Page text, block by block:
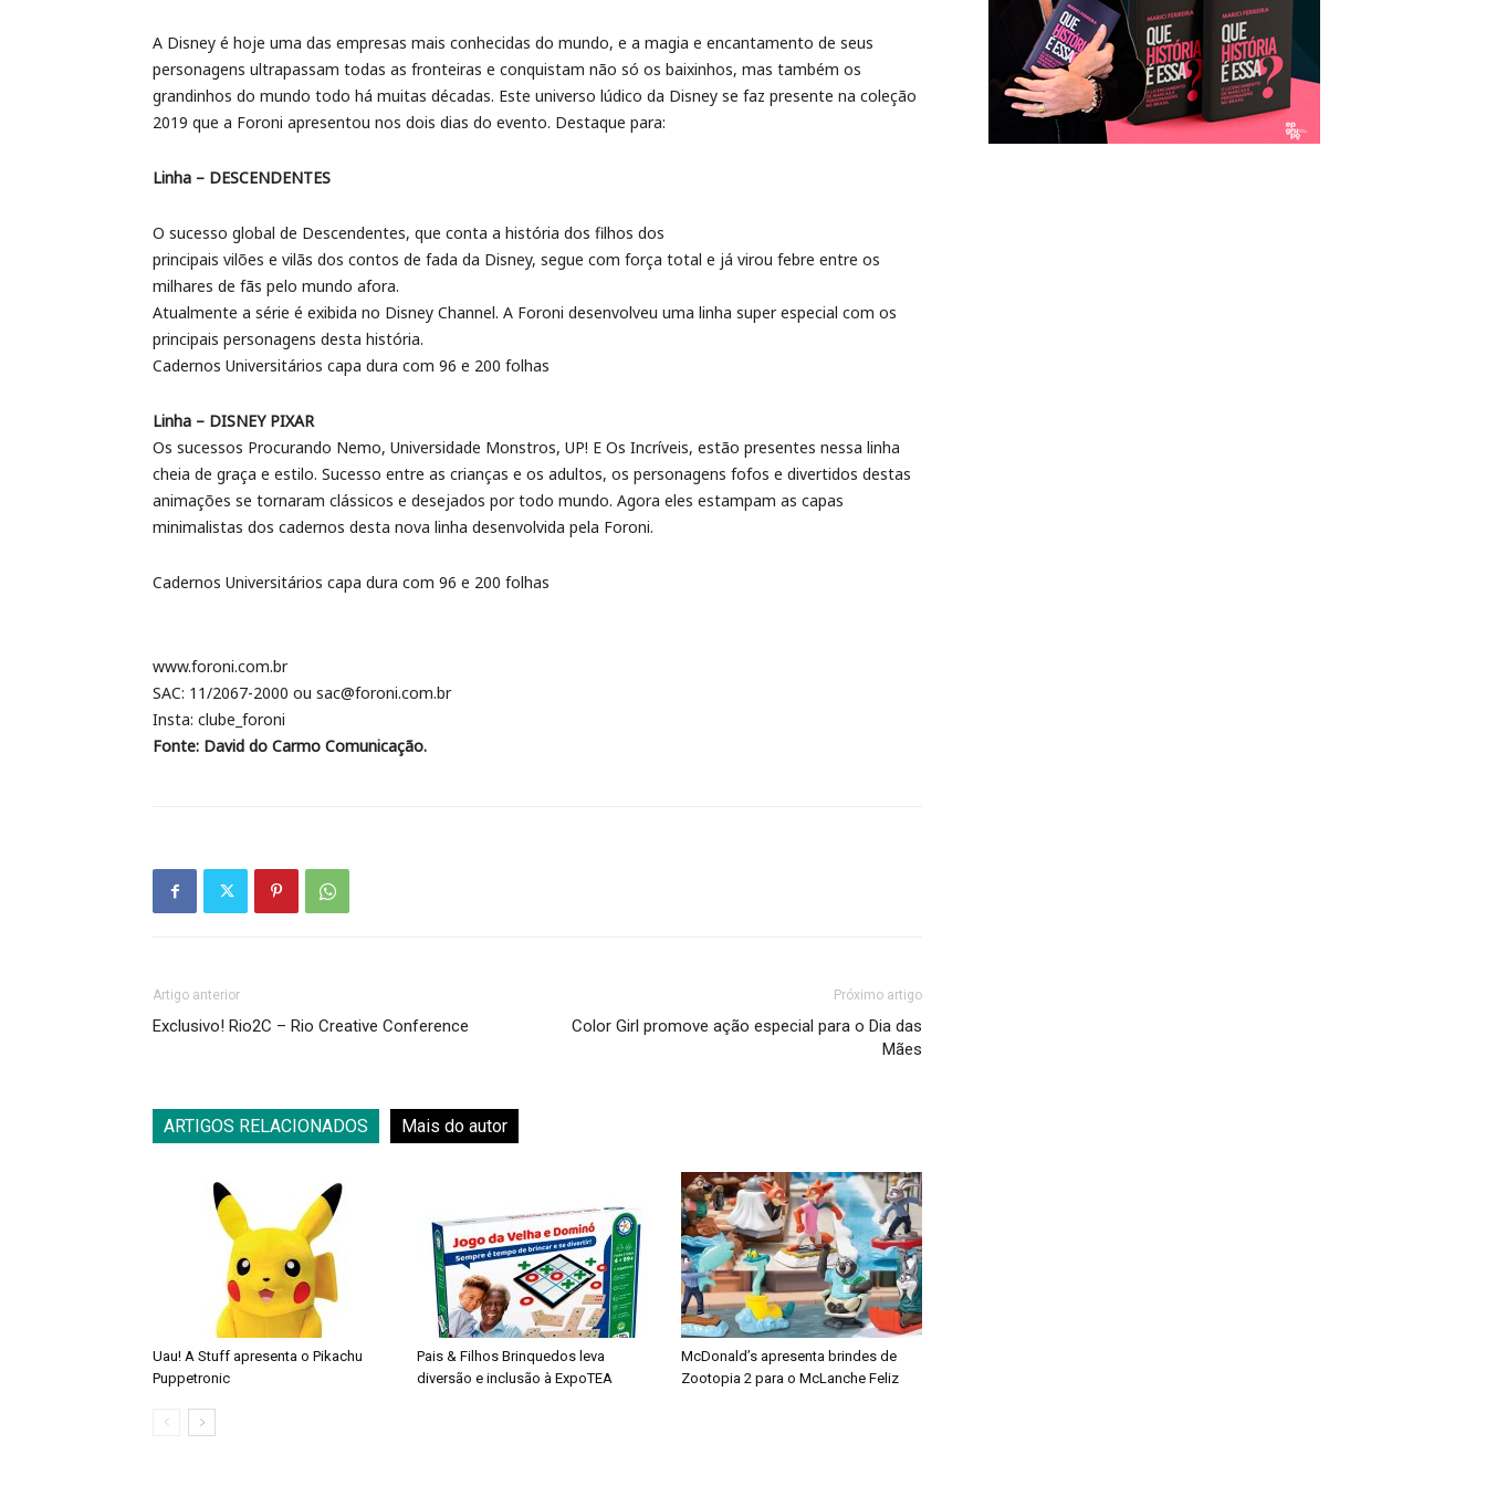
A Disney é hoje uma das empresas mais conhecidas do mundo, e a magia e encantamento de seus
personagens ultrapassam todas as fronteiras e conquistam não só os baixinhos, mas também os
grandinhos do mundo todo há muitas décadas. Este universo lúdico da Disney se faz presente na coleção
2019 que a Foroni apresentou nos dois dias do evento. Destaque para:
Linha – DESCENDENTES
O sucesso global de Descendentes, que conta a história dos filhos dos
principais vilões e vilãs dos contos de fada da Disney, segue com força total e já virou febre entre os
milhares de fãs pelo mundo afora.
Atualmente a série é exibida no Disney Channel. A Foroni desenvolveu uma linha super especial com os
principais personagens desta história.
Cadernos Universitários capa dura com 96 e 200 folhas
Linha – DISNEY PIXAR
Os sucessos Procurando Nemo, Universidade Monstros, UP! E Os Incríveis, estão presentes nessa linha
cheia de graça e estilo. Sucesso entre as crianças e os adultos, os personagens fofos e divertidos destas
animações se tornaram clássicos e desejados por todo mundo. Agora eles estampam as capas
minimalistas dos cadernos desta nova linha desenvolvida pela Foroni.
Cadernos Universitários capa dura com 96 e 200 folhas
www.foroni.com.br
SAC: 11/2067-2000 ou sac@foroni.com.br
Insta: clube_foroni
Fonte: David do Carmo Comunicação.
Artigo anterior
Exclusivo! Rio2C – Rio Creative Conference
Próximo artigo
Color Girl promove ação especial para o Dia das
Mães
ARTIGOS RELACIONADOS Mais do autor
Uau! A Stuff apresenta o Pikachu
Puppetronic
Pais & Filhos Brinquedos leva
diversão e inclusão à ExpoTEA
McDonald’s apresenta brindes de
Zootopia 2 para o McLanche Feliz